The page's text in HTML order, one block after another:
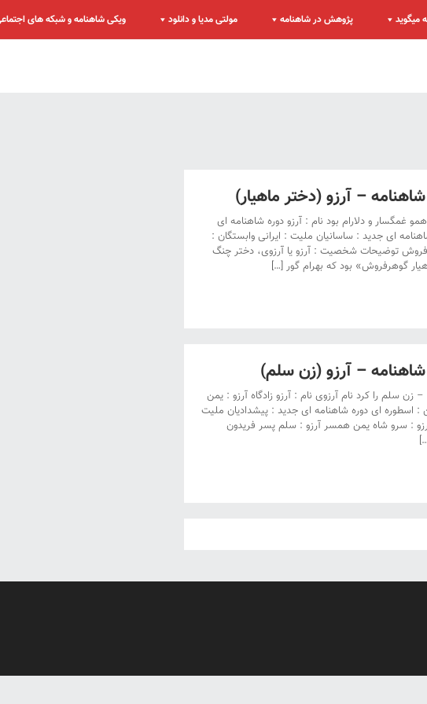
میگوید پژوهش در شاهنامه مولتی مدیا و دانلود ویکی شاهنامه و شبکه های
– آرزو (دختر ماهیار)
همو غمگسار و دلارام بود نام : آرزو دوره شاهنامه ای
ای جدید : ساسانیان ملیت : ایرانی وابستگان :
فروش توضیحات شخصیت : آرزو یا آرزوی، دختر چنگ
گوهرفروش» بود که بهرام گور […]
– آرزو (زن سلم)
زن سلم را کرد نام آرزوی نام : آرزو زادگاه آرزو : یمن
: اسطوره ای دوره شاهنامه ای جدید : پیشدادیان ملیت
: سرو شاه یمن همسر آرزو : سلم پسر فریدون